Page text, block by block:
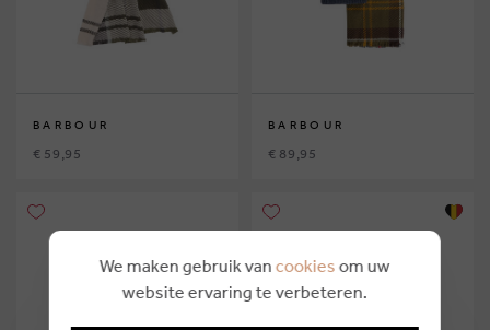
BARBOUR
€ 59,95
BARBOUR
€ 89,95
We maken gebruik van cookies om uw
website ervaring te verbeteren.